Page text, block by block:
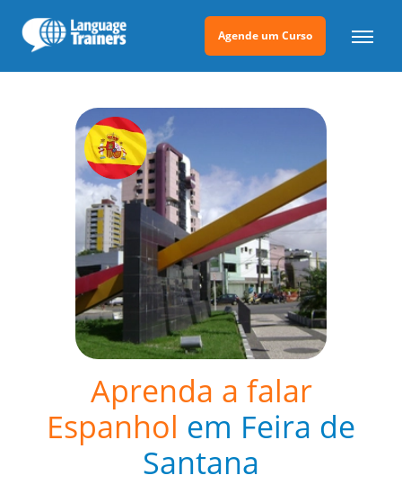
Agende um Curso
Aprenda a falar
Espanhol em Feira de
Santana